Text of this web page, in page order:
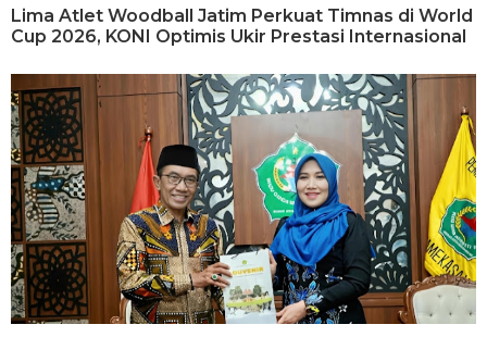
Lima Atlet Woodball Jatim Perkuat Timnas di World
Cup 2026, KONI Optimis Ukir Prestasi Internasional